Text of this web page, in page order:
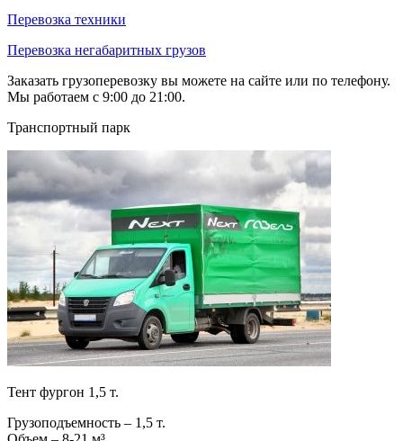
Перевозка техники
Перевозка негабаритных грузов
Заказать грузоперевозку вы можете на сайте или по телефону.
Мы работаем с 9:00 до 21:00.
Транспортный парк
Тент фургон 1,5 т.
Грузоподъемность – 1,5 т.